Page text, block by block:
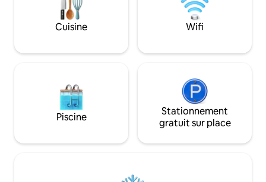
nautiques. Idéalement situé sur le port
de Suva, il offre une escapade paisible
tout en étant à proximité des attractions
d'aventure et les
d'une expérience
de rêve aux Fidji
Cuisine Wifi
Piscine
Stationnement
gratuit sur place